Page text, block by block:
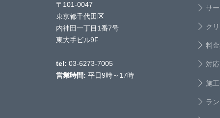
〒101-0047
東京都千代田区
内神田一丁目1番7号
東大手ビル9F
tel: 03-6273-7005
営業時間: 平日9時～17時
サ
ク
料
対
施
ラ